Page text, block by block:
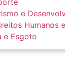
e
Humanos
e Esgoto